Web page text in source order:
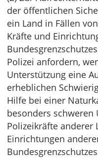
der öffentlichen
ein Land in Fällen
Kräfte und
Polizei anfordern,
Unterstützung eine
erheblichen
Hilfe bei einer
besonders schweren
Polizeikräfte anderer
Einrichtungen